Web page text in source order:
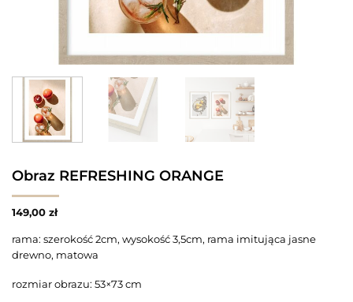
Obraz REFRESHING ORANGE
149,00 zł
rama: szerokość 2cm, wysokość 3,5cm, rama imitująca jasne
drewno, matowa
rozmiar obrazu: 53×73 cm